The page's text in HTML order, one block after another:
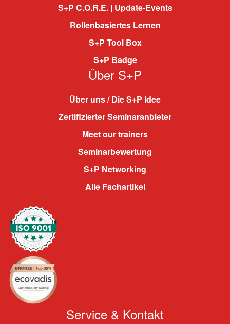
S+P C.O.R.E. | Update-Events
Rollenbasiertes Lernen
S+P Tool Box
S+P Badge
Über S+P
Über uns / Die S+P Idee
Zertifizierter Seminaranbieter
Meet our trainers
Seminarbewertung
S+P Networking
Alle Fachartikel
Service & Kontakt